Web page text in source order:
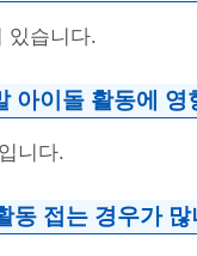
있습니다.
아이돌 활동에 영
니다.
동 접는 경우가 많